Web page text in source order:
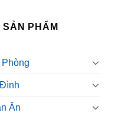
SẢN PHẨM
Ăn